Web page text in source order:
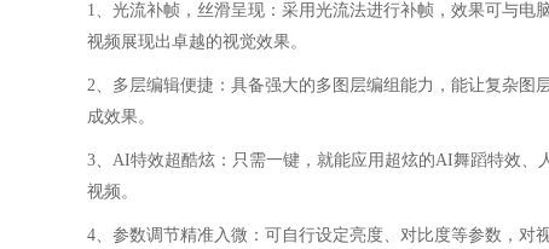
1、光流补帧，丝滑呈现：采用光流法进行补帧，效果可与
视频展现出卓越的视觉效果。
2、多层编辑便捷：具备强大的多图层编组能力，能让复杂
成效果。
3、AI特效超酷炫：只需一键，就能应用超炫的AI舞蹈特效
视频。
4、参数调节精准入微：可自行设定亮度、对比度等参数，对